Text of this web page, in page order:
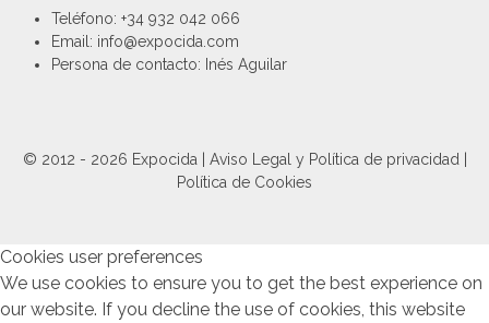
Teléfono: +34 932 042 066
Email: info@expocida.com
Persona de contacto: Inés Aguilar
© 2012 - 2026 Expocida | Aviso Legal y Política de privacidad |
Política de Cookies
Cookies user preferences
We use cookies to ensure you to get the best experience on
our website. If you decline the use of cookies, this website